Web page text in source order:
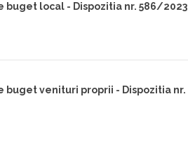
buget local - Dispozitia nr. 586/2023
buget venituri proprii - Dispozitia nr.